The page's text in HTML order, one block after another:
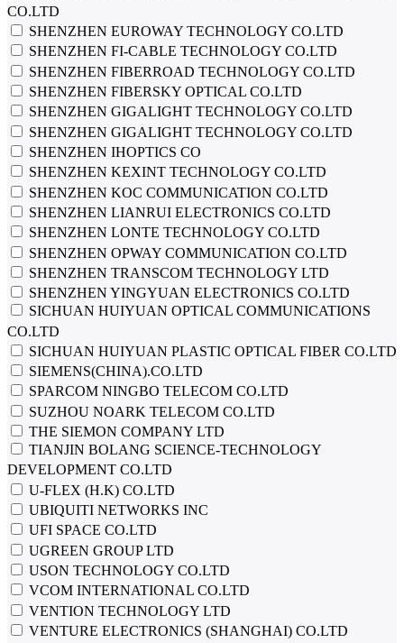
CO.LTD
SHENZHEN EUROWAY TECHNOLOGY CO.LTD
SHENZHEN FI-CABLE TECHNOLOGY CO.LTD
SHENZHEN FIBERROAD TECHNOLOGY CO.LTD
SHENZHEN FIBERSKY OPTICAL CO.LTD
SHENZHEN GIGALIGHT TECHNOLOGY CO.LTD
SHENZHEN GIGALIGHT TECHNOLOGY СО.LTD
SHENZHEN IHOPTICS CO
SHENZHEN KEXINT TECHNOLOGY CO.LTD
SHENZHEN KOC COMMUNICATION CO.LTD
SHENZHEN LIANRUI ELECTRONICS CO.LTD
SHENZHEN LONTE TECHNOLOGY СО.LTD
SHENZHEN OPWAY COMMUNICATION CO.LTD
SHENZHEN TRANSCOM TECHNOLOGY LTD
SHENZHEN YINGYUAN ELECTRONICS CO.LTD
SICHUAN HUIYUAN OPTICAL COMMUNICATIONS
CO.LTD
SICHUAN HUIYUAN PLASTIC OPTICAL FIBER CO.LTD
SIEMENS(CHINA).CO.LTD
SPARCOM NINGBO TELECOM CO.LTD
SUZHOU NOARK TELECOM CO.LTD
THE SIEMON COMPANY LTD
TIANJIN BOLANG SCIENCE-TECHNOLOGY
DEVELOPMENT CO.LTD
U-FLEX (H.K) CO.LTD
UBIQUITI NETWORKS INC
UFI SPACE CO.LTD
UGREEN GROUP LTD
USON TECHNOLOGY CO.LTD
VCOM INTERNATIONAL CO.LTD
VENTION TECHNOLOGY LTD
VENTURE ELECTRONICS (SHANGHAI) CO.LTD